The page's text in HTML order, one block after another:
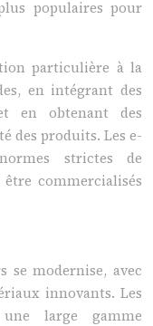
populaires pour
particulière à la
en intégrant des
en obtenant des
des produits. Les e-
strictes de
commercialisés
se modernise, avec
innovants. Les
large gamme